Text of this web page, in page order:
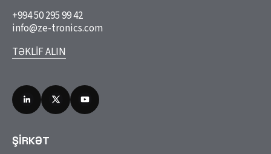
+994 50 295 99 42
info@ze-tronics.com
TƏKLİF ALIN
ŞİRKƏT